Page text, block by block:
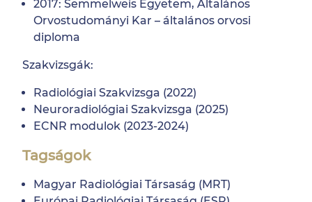
2017: Semmelweis Egyetem, Általános
Orvostudományi Kar – általános orvosi
diploma
Szakvizsgák:
Radiológiai Szakvizsga (2022)
Neuroradiológiai Szakvizsga (2025)
ECNR modulok (2023-2024)
Tagságok
Magyar Radiológiai Társaság (MRT)